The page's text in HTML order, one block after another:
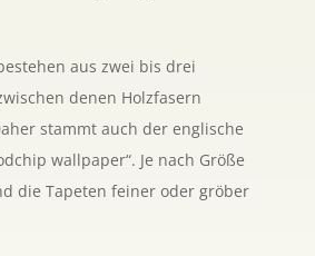
aus zwei bis drei
denen Holzfasern
stammt auch der englische
wallpaper“. Je nach Größe
die Tapeten feiner oder gröber